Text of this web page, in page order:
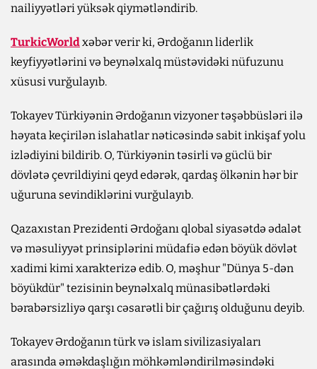
nailiyyətləri yüksək qiymətləndirib.
TurkicWorldxəbər verir ki, Ərdoğanın liderlik
keyfiyyətlərini və beynəlxalq müstəvidəki nüfuzunu
xüsusi vurğulayıb.
Tokayev Türkiyənin Ərdoğanın vizyoner təşəbbüsləri ilə
həyata keçirilən islahatlar nəticəsində sabit inkişaf yolu
izlədiyini bildirib. O, Türkiyənin təsirli və güclü bir
dövlətə çevrildiyini qeyd edərək, qardaş ölkənin hər bir
uğuruna sevindiklərini vurğulayıb.
Qazaxıstan Prezidenti Ərdoğanı qlobal siyasətdə ədalət
və məsuliyyət prinsiplərini müdafiə edən böyük dövlət
xadimi kimi xarakterizə edib. O, məşhur "Dünya 5-dən
böyükdür" tezisinin beynəlxalq münasibətlərdəki
bərabərsizliyə qarşı cəsarətli bir çağırış olduğunu deyib.
Tokayev Ərdoğanın türk və islam sivilizasiyaları
arasında əməkdaşlığın möhkəmləndirilməsindəki